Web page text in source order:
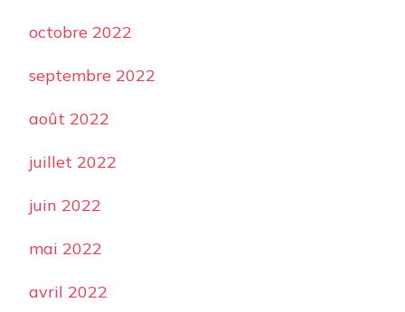
octobre 2022
septembre 2022
août 2022
juillet 2022
juin 2022
mai 2022
avril 2022